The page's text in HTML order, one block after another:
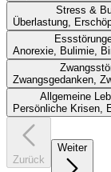
Stress &
Überlastung,
Anorexie, Bulimie,
Zwangsgedanken,
Allgemeine
Persönliche Krisen,
Zurück
Weiter